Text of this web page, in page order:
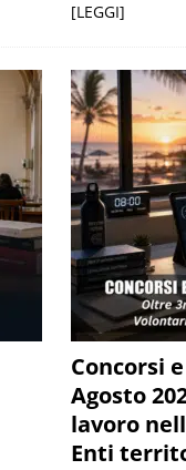
[LEGGI]
Concorsi
Agosto
lavoro
Enti